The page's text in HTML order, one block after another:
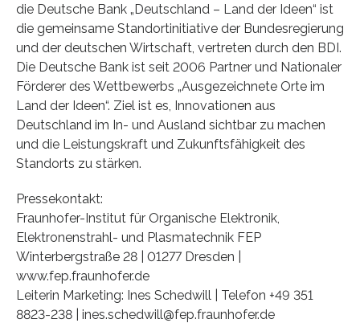
die Deutsche Bank „Deutschland – Land der Ideen“ ist
die gemeinsame Standortinitiative der Bundesregierung
und der deutschen Wirtschaft, vertreten durch den BDI.
Die Deutsche Bank ist seit 2006 Partner und Nationaler
Förderer des Wettbewerbs „Ausgezeichnete Orte im
Land der Ideen“. Ziel ist es, Innovationen aus
Deutschland im In- und Ausland sichtbar zu machen
und die Leistungskraft und Zukunftsfähigkeit des
Standorts zu stärken.
Pressekontakt:
Fraunhofer-Institut für Organische Elektronik,
Elektronenstrahl- und Plasmatechnik FEP
Winterbergstraße 28 | 01277 Dresden |
www.fep.fraunhofer.de
Leiterin Marketing: Ines Schedwill | Telefon +49 351
8823-238 | ines.schedwill@fep.fraunhofer.de